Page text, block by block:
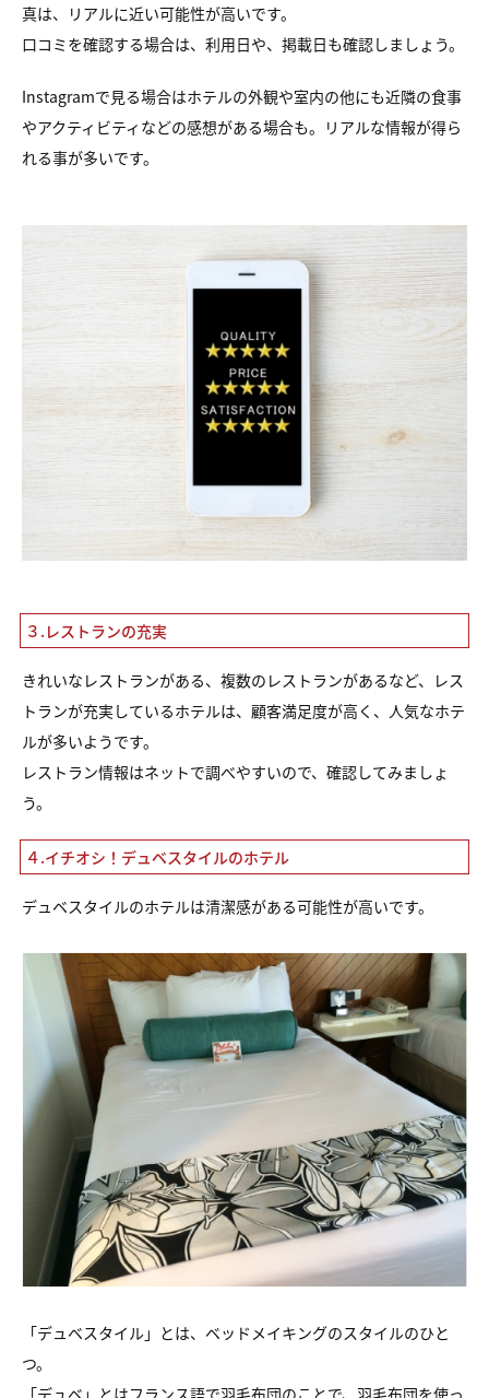
真は、リアルに近い可能性が高いです。
口コミを確認する場合は、利用日や、掲載日も確認しましょう。
Instagramで見る場合はホテルの外観や室内の他にも近隣の食事
やアクティビティなどの感想がある場合も。リアルな情報が得ら
れる事が多いです。
３.レストランの充実
きれいなレストランがある、複数のレストランがあるなど、レス
トランが充実しているホテルは、顧客満足度が高く、人気なホテ
ルが多いようです。
レストラン情報はネットで調べやすいので、確認してみましょ
う。
４.イチオシ！デュベスタイルのホテル
デュベスタイルのホテルは清潔感がある可能性が高いです。
「デュベスタイル」とは、ベッドメイキングのスタイルのひと
つ。